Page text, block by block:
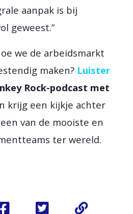
aanpak is bij
geweest.”
we de arbeidsmarkt
maken? Luister
Rock-podcast met
krijg een kijkje achter
van de mooiste en
ter wereld.